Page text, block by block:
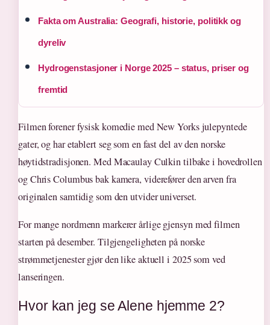
Fakta om Australia: Geografi, historie, politikk og
dyreliv
Hydrogenstasjoner i Norge 2025 – status, priser og
fremtid
Filmen forener fysisk komedie med New Yorks julepyntede
gater, og har etablert seg som en fast del av den norske
høytidstradisjonen. Med Macaulay Culkin tilbake i hovedrollen
og Chris Columbus bak kamera, viderefører den arven fra
originalen samtidig som den utvider universet.
For mange nordmenn markerer årlige gjensyn med filmen
starten på desember. Tilgjengeligheten på norske
strømmetjenester gjør den like aktuell i 2025 som ved
lanseringen.
Hvor kan jeg se Alene hjemme 2?